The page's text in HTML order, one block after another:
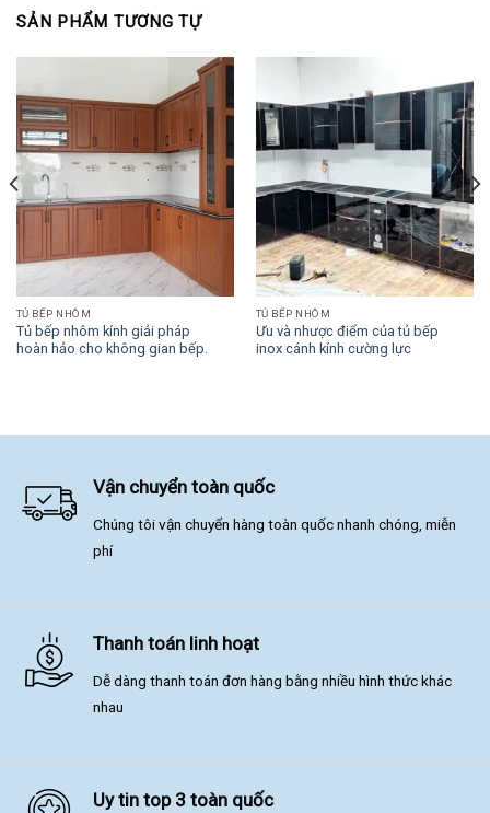
SẢN PHẨM TƯƠNG TỰ
TỦ BẾP NHÔM
Tủ bếp nhôm kính giải pháp
hoàn hảo cho không gian bếp.
TỦ BẾP NHÔM
Ưu và nhược điểm của tủ bếp
inox cánh kính cường lực
Vận chuyển toàn quốc
Chúng tôi vận chuyển hàng toàn quốc nhanh chóng, miễn
phí
Thanh toán linh hoạt
Dễ dàng thanh toán đơn hàng bằng nhiều hình thức khác
nhau
Uy tin top 3 toàn quốc